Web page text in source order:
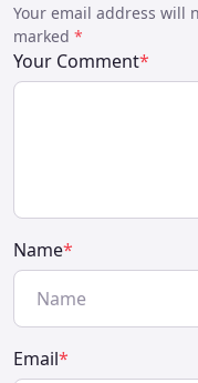
Your email address will
marked *
Your Comment*
Name*
Email*